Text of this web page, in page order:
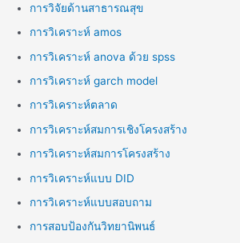
การวิจัยด้านสาธารณสุข
การวิเคราะห์ amos
การวิเคราะห์ anova ด้วย spss
การวิเคราะห์ garch model
การวิเคราะห์ตลาด
การวิเคราะห์สมการเชิงโครงสร้าง
การวิเคราะห์สมการโครงสร้าง
การวิเคราะห์แบบ DID
การวิเคราะห์แบบสอบถาม
การสอบป้องกันวิทยานิพนธ์